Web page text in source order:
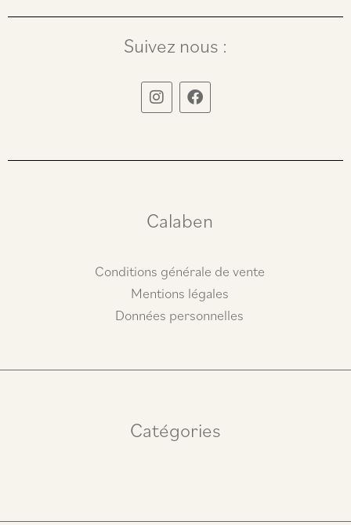
Suivez nous :
I
n
s
g
m
F
a
c
o
Calaben
Conditions générale de vente
Mentions légales
Données personnelles
Catégories